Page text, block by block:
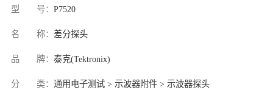
型 号： P7520
名 称： 差分探头
品 牌： 泰克(Tektronix)
分 类： 通用电子测试 > 示波器附件 > 示波器探头